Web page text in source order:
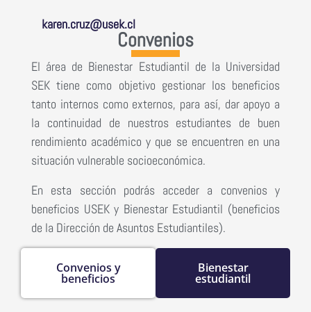
karen.cruz@usek.cl
Convenios
El área de Bienestar Estudiantil de la Universidad
SEK tiene como objetivo gestionar los beneficios
tanto internos como externos, para así, dar apoyo a
la continuidad de nuestros estudiantes de buen
rendimiento académico y que se encuentren en una
situación vulnerable socioeconómica.
En esta sección podrás acceder a convenios y
beneficios USEK y Bienestar Estudiantil (beneficios
de la Dirección de Asuntos Estudiantiles).
Convenios y
beneficios
Bienestar
estudiantil